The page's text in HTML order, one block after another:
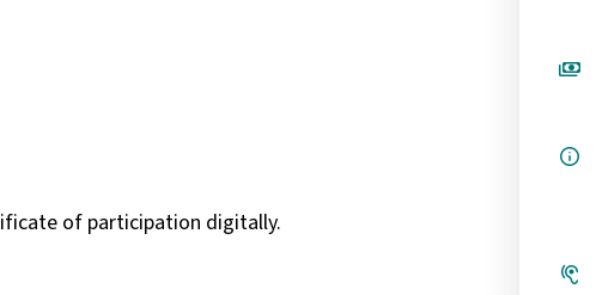
of participation digitally.
payments
info
hearing